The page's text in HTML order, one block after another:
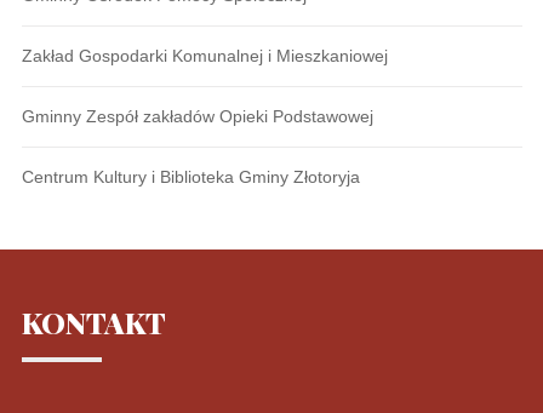
Zakład Gospodarki Komunalnej i Mieszkaniowej
Gminny Zespół zakładów Opieki Podstawowej
Centrum Kultury i Biblioteka Gminy Złotoryja
KONTAKT